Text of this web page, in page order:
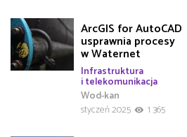
ArcGIS for AutoCAD
usprawnia procesy
w Waternet
Infrastruktura
i telekomunikacja
Wod-kan
styczeń 2025
1 365